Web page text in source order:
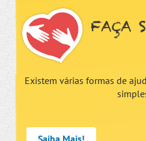
FAÇA
Existem várias formas de
Saiba Mais!